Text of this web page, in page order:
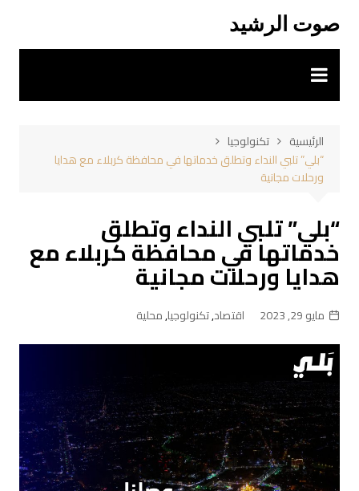
المحتوى
صوت الرشيد
الرئيسية
تكنولوجيا
“بلي” تلبي النداء وتطلق خدماتها في محافظة كربلاء مع هدايا
ورحلات مجانية
“بلي” تلبي النداء وتطلق
خدماتها في محافظة كربلاء مع
هدايا ورحلات مجانية
مايو 29, 2023 اقتصاد,تكنولوجيا,محلية